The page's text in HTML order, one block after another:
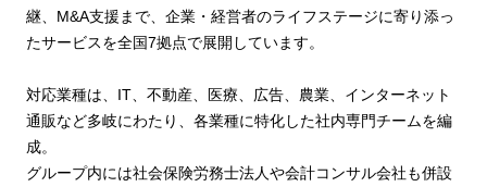
継、M&A支援まで、企業・経営者のライフステージに寄り添っ
たサービスを全国7拠点で展開しています。
対応業種は、IT、不動産、医療、広告、農業、インターネット
通販など多岐にわたり、各業種に特化した社内専門チームを編
成。
グループ内には社会保険労務士法人や会計コンサル会社も併設